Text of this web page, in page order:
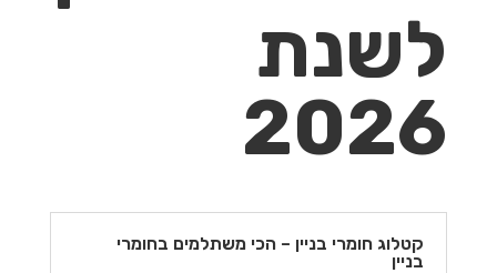
לשנת
2026
קטלוג חומרי בניין – הכי משתלמים בחומרי
בניין